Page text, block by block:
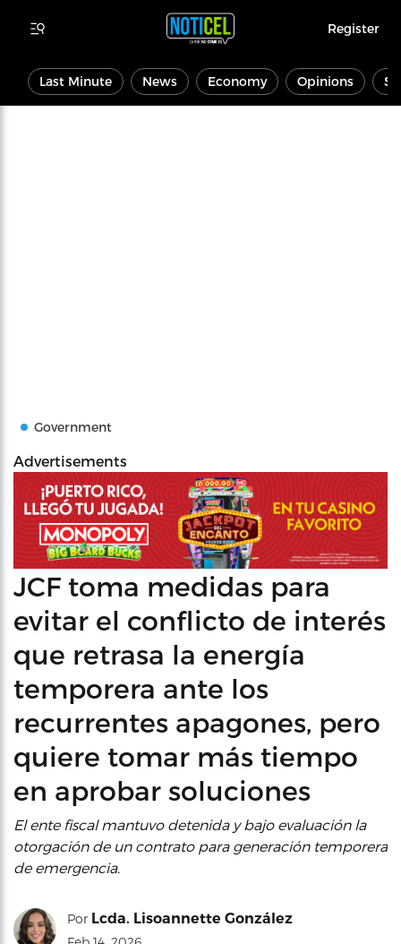
Register
Last Minute News Economy Opinions
Government
Advertisements
JCF toma medidas para
evitar el conflicto de interés
que retrasa la energía
temporera ante los
recurrentes apagones, pero
quiere tomar más tiempo
en aprobar soluciones
El ente fiscal mantuvo detenida y bajo evaluación la
otorgación de un contrato para generación temporera
de emergencia.
Por Lcda. Lisoannette González